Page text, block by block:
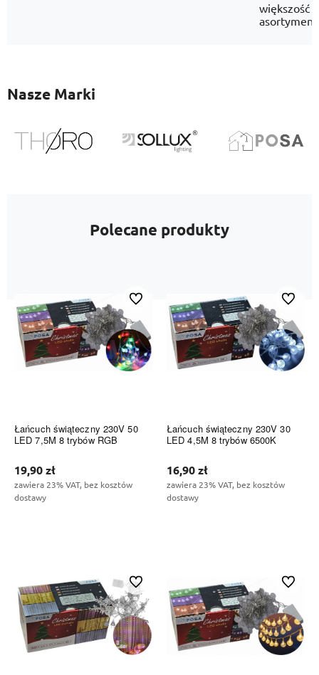
większość
Nasze Marki
Polecane produkty
Łańcuch świąteczny 230V 50
LED 7,5M 8 trybów RGB
19,90 zł
zawiera 23% VAT, bez kosztów
dostawy
Do ulubionych
Łańcuch świąteczny 230V 30
LED 4,5M 8 trybów 6500K
16,90 zł
zawiera 23% VAT, bez kosztów
dostawy
Do
Do ulubionych Do